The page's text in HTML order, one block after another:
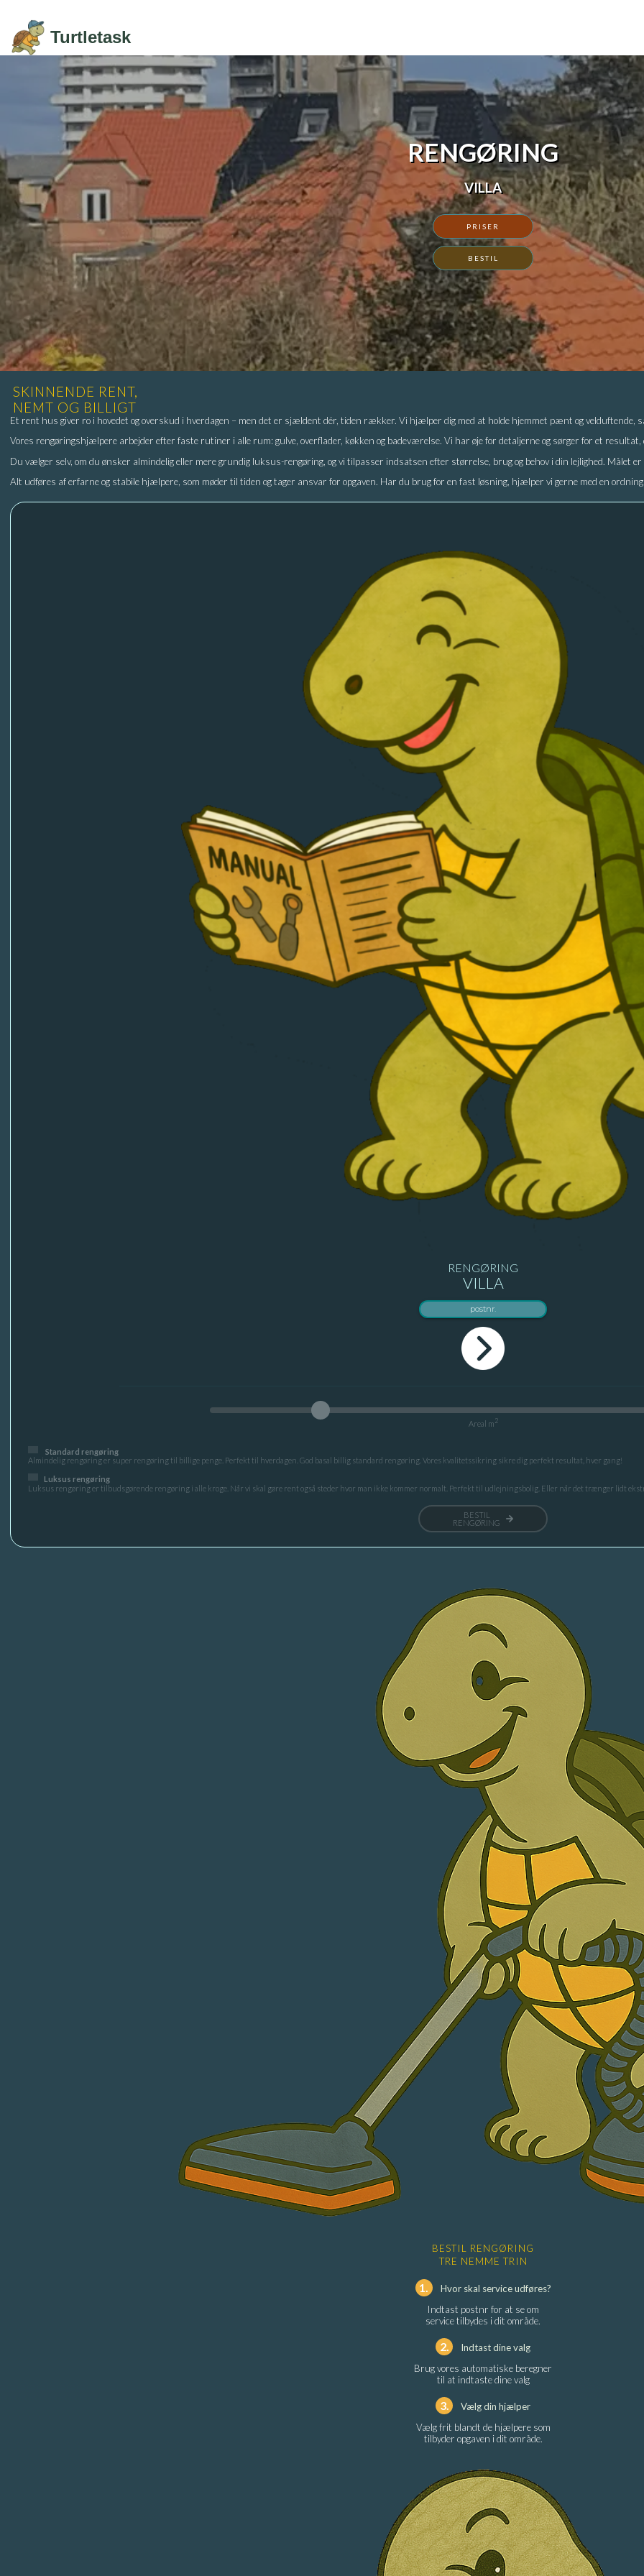
Skip to contentTurtletask
RENGØRING
VILLA
PRISER
BESTIL
SKINNENDE RENT,
NEMT OG BILLIGT
Et rent hus giver ro i hovedet og overskud i hverdagen – men det er sjældent dér, tiden rækker. Vi hjælper dig med at holde hjemmet pænt og
Vores rengøringshjælpere arbejder efter faste rutiner i alle rum: gulve, overflader, køkken og badeværelse. Vi har øje for detaljerne og sørger for et
Du vælger selv, om du ønsker almindelig eller mere grundig luksus-rengøring, og vi tilpasser indsatsen efter størrelse, brug og behov i din lejlighed. Målet
Alt udføres af erfarne og stabile hjælpere, som møder til tiden og tager ansvar for opgaven. Har du brug for en fast løsning, hjælper vi gerne med en
RENGØRING
VILLA
Areal m2
Standard rengøring
Almindelig rengøring er super rengøring til billige penge. Perfekt til hverdagen. God basal billig standard rengøring. Vores kvalitetssikring sikre dig perfekt resultat, hver gang!
Luksus rengøring
Luksus rengøring er tilbudsgørende rengøring i alle kroge. Når vi skal gøre rent også steder hvor man ikke kommer normalt. Perfekt til udlejningsbolig. Eller når det trænger lidt
BESTIL
RENGØRING
BESTIL RENGØRING
TRE NEMME TRIN
1.
Hvor skal service udføres?
Indtast postnr for at se om
service tilbydes i dit område.
2.
Indtast dine valg
Brug vores automatiske beregner
til at indtaste dine valg
3.
Vælg din hjælper
Vælg frit blandt de hjælpere som
tilbyder opgaven i dit område.